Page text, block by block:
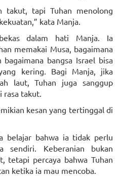
takut, tapi Tuhan menolong
kata Manja.
dalam hati Manja. Ia
memakai Musa, bagaimana
bangsa Israel bisa
kering. Bagi Manja, jika
laut, Tuhan juga sanggup
rasa takut.
kesan yang tertinggal di
belajar bahwa ia tidak perlu
sendiri. Keberanian bukan
tetapi percaya bahwa Tuhan
ketika ia mau mencoba.